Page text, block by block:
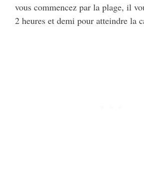
vous commencez par la plage, il
2 heures et demi pour atteindre la